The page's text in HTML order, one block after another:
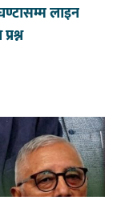
लाइन